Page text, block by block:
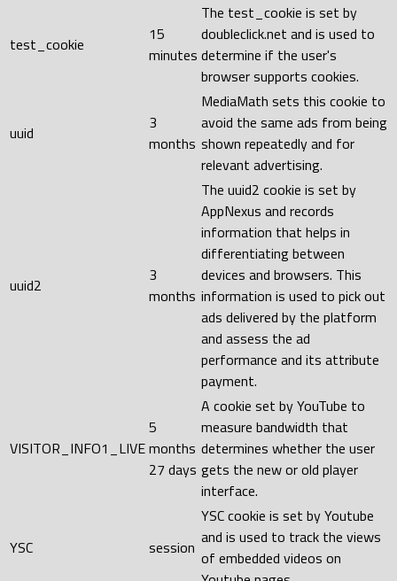
test_cookie
15
minutes
The test_cookie is set by
doubleclick.net and is used to
determine if the user's
browser supports cookies.
uuid
3
months
MediaMath sets this cookie to
avoid the same ads from being
shown repeatedly and for
relevant advertising.
uuid2
3
months
The uuid2 cookie is set by
AppNexus and records
information that helps in
differentiating between
devices and browsers. This
information is used to pick out
ads delivered by the platform
and assess the ad
performance and its attribute
payment.
VISITOR_INFO1_LIVE
5
months
27 days
A cookie set by YouTube to
measure bandwidth that
determines whether the user
gets the new or old player
interface.
YSC session
YSC cookie is set by Youtube
and is used to track the views
of embedded videos on